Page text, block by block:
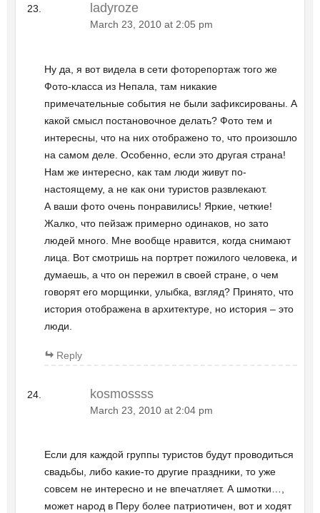
ladyroze
March 23, 2010 at 2:05 pm
Ну да, я вот видела в сети фоторепортаж того же
Фото-класса из Непала, там никакие
примечательные события не были зафиксированы. А
какой смысл постановочное делать? Фото тем и
интересны, что на них отображено то, что произошло
на самом деле. Особенно, если это другая страна!
Нам же интересно, как там люди живут по-
настоящему, а не как они туристов развлекают.
А ваши фото очень понравились! Яркие, четкие!
Жалко, что пейзаж примерно одинаков, но зато
людей много. Мне вообще нравится, когда снимают
лица. Вот смотришь на портрет пожилого человека, и
думаешь, а что он пережил в своей стране, о чем
говорят его морщинки, улыбка, взгляд? Принято, что
история отображена в архитектуре, но история – это
люди.
Reply
kosmossss
March 23, 2010 at 2:04 pm
Если для каждой группы туристов будут проводиться
свадьбы, либо какие-то другие праздники, то уже
совсем не интересно и не впечатляет. А шмотки…,
может народ в Перу более патриотичен, вот и ходят